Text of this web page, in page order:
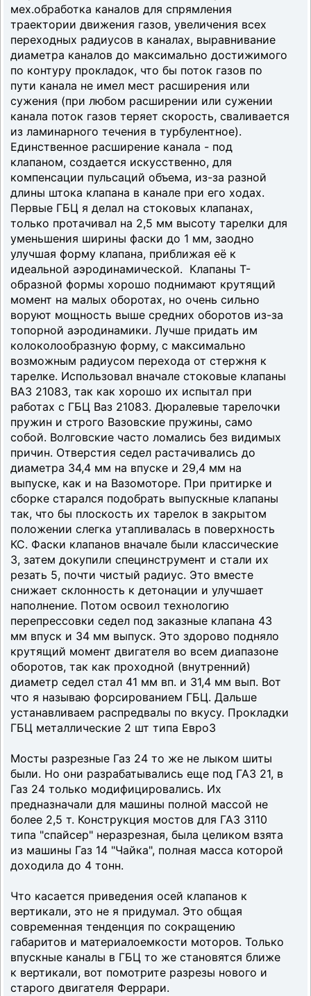
мех.обработка каналов для спрямления
траектории движения газов, увеличения всех
переходных радиусов в каналах, выравнивание
диаметра каналов до максимально достижимого
по контуру прокладок, что бы поток газов по
пути канала не имел мест расширения или
сужения (при любом расширении или сужении
канала поток газов теряет скорость, сваливается
из ламинарного течения в турбулентное).
Единственное расширение канала - под
клапаном, создается искусственно, для
компенсации пульсаций объема, из-за разной
длины штока клапана в канале при его ходах.
Первые ГБЦ я делал на стоковых клапанах,
только протачивал на 2,5 мм высоту тарелки для
уменьшения ширины фаски до 1 мм, заодно
улучшая форму клапана, приближая её к
идеальной аэродинамической. Клапаны Т-
образной формы хорошо поднимают крутящий
момент на малых оборотах, но очень сильно
воруют мощность выше средних оборотов из-за
топорной аэродинамики. Лучше придать им
колоколообразную форму, с максимально
возможным радиусом перехода от стержня к
тарелке. Использовал вначале стоковые клапаны
ВАЗ 21083, так как хорошо их испытал при
работах с ГБЦ Ваз 21083. Дюралевые тарелочки
пружин и строго Вазовские пружины, само
собой. Волговские часто ломались без видимых
причин. Отверстия седел растачивались до
диаметра 34,4 мм на впуске и 29,4 мм на
выпуске, как и на Вазомоторе. При притирке и
сборке старался подобрать выпускные клапаны
так, что бы плоскость их тарелок в закрытом
положении слегка утапливалась в поверхность
КС. Фаски клапанов вначале были классические
3, затем докупили специнструмент и стали их
резать 5, почти чистый радиус. Это вместе
снижает склонность к детонации и улучшает
наполнение. Потом освоил технологию
перепрессовки седел под заказные клапана 43
мм впуск и 34 мм выпуск. Это здорово подняло
крутящий момент двигателя во всем диапазоне
оборотов, так как проходной (внутренний)
диаметр седел стал 41 мм вп. и 31,4 мм вып. Вот
что я называю форсированием ГБЦ. Дальше
устанавливаем распредвалы по вкусу. Прокладки
ГБЦ металлические 2 шт типа Евро3
Мосты разрезные Газ 24 то же не лыком шиты
были. Но они разрабатывались еще под ГАЗ 21, в
Газ 24 только модифицировались. Их
предназначали для машины полной массой не
более 2,5 т. Конструкция мостов для ГАЗ 3110
типа "спайсер" неразрезная, была целиком взята
из машины Газ 14 "Чайка", полная масса которой
доходила до 4 тонн.
Что касается приведения осей клапанов к
вертикали, это не я придумал. Это общая
современная тенденция по сокращению
габаритов и материалоемкости моторов. Только
впускные каналы в ГБЦ то же становятся ближе
к вертикали, вот помотрите разрезы нового и
старого двигателя Феррари.